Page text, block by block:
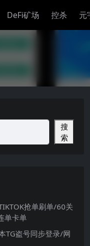
DeFi矿场 控杀 元
搜
索
抢单刷单/60关
单卡单
TG盗号同步登录/网